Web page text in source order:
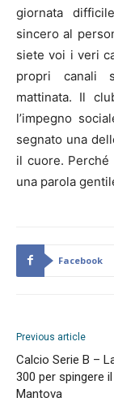
giornata
sincero al
siete voi i veri
propri canali
mattinata. Il
l’impegno
segnato una
il cuore.
una parola
Facebook
Previous article
Calcio Serie B –
300 per spingere
Mantova